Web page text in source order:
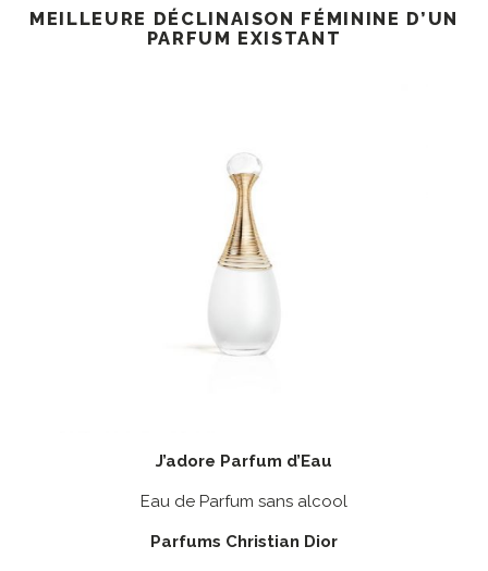
MEILLEURE DÉCLINAISON FÉMININE D’UN
PARFUM EXISTANT
J’adore Parfum d’Eau
Eau de Parfum sans alcool
Parfums Christian Dior